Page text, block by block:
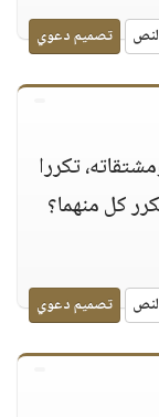
تصميم دعوي
تكررا
كل منهما؟
تصميم دعوي